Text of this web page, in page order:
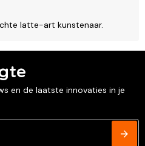
latte-art kunstenaar.
en de laatste innovaties in je